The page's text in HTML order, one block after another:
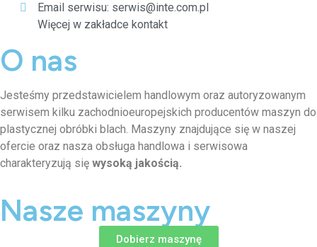
Email serwisu: serwis@inte.com.pl
Więcej w zakładce kontakt
O nas
Jesteśmy przedstawicielem handlowym oraz autoryzowanym
serwisem kilku zachodnioeuropejskich producentów maszyn do
plastycznej obróbki blach. Maszyny znajdujące się w naszej
ofercie oraz nasza obsługa handlowa i serwisowa
charakteryzują się wysoką jakością.
Nasze maszyny
Dobierz maszynę